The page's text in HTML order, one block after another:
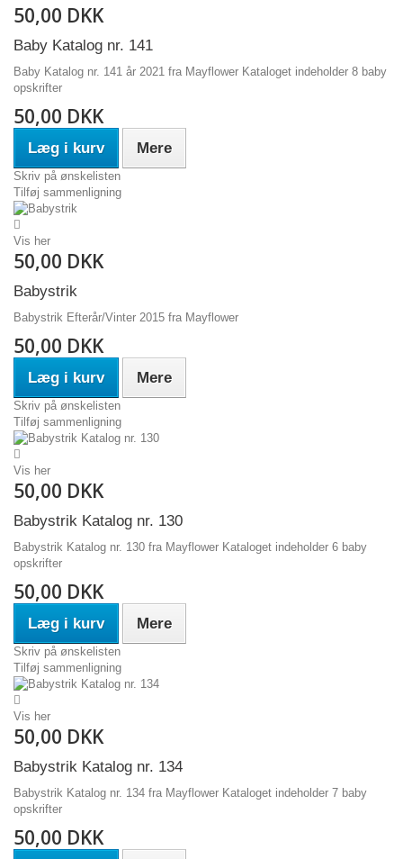
50,00 DKK
Baby Katalog nr. 141
Baby Katalog nr. 141 år 2021 fra Mayflower Kataloget indeholder 8 baby
opskrifter
50,00 DKK
Læg i kurv Mere
Skriv på ønskelisten
Tilføj sammenligning
Vis her
50,00 DKK
Babystrik
Babystrik Efterår/Vinter 2015 fra Mayflower
50,00 DKK
Læg i kurv Mere
Skriv på ønskelisten
Tilføj sammenligning
Vis her
50,00 DKK
Babystrik Katalog nr. 130
Babystrik Katalog nr. 130 fra Mayflower Kataloget indeholder 6 baby
opskrifter
50,00 DKK
Læg i kurv Mere
Skriv på ønskelisten
Tilføj sammenligning
Vis her
50,00 DKK
Babystrik Katalog nr. 134
Babystrik Katalog nr. 134 fra Mayflower Kataloget indeholder 7 baby
opskrifter
50,00 DKK